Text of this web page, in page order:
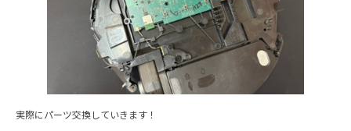
実際にパーツ交換していきます！